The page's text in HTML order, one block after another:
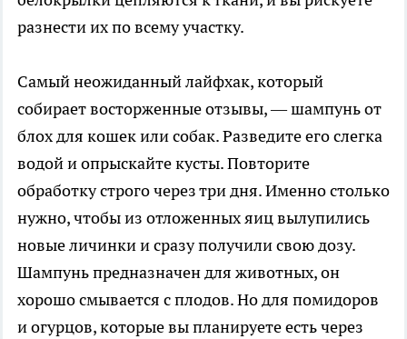
разнести их по всему участку.
Самый неожиданный лайфхак, который
собирает восторженные отзывы, — шампунь от
блох для кошек или собак. Разведите его слегка
водой и опрыскайте кусты. Повторите
обработку строго через три дня. Именно столько
нужно, чтобы из отложенных яиц вылупились
новые личинки и сразу получили свою дозу.
Шампунь предназначен для животных, он
хорошо смывается с плодов. Но для помидоров
и огурцов, которые вы планируете есть через